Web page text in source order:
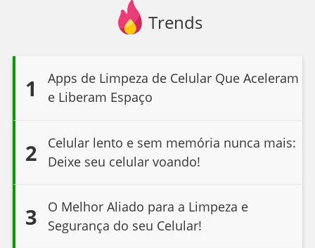
Trends
1
Apps de Limpeza de Celular Que Aceleram
e Liberam Espaço
2
Celular lento e sem memória nunca mais:
Deixe seu celular voando!
3
O Melhor Aliado para a Limpeza e
Segurança do seu Celular!